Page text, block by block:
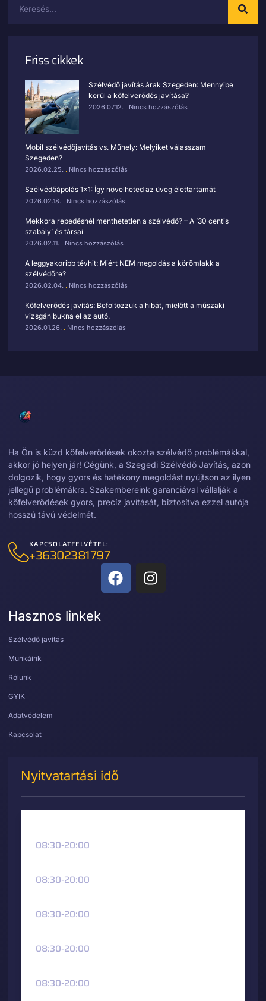
Friss cikkek
Szélvédő javítás árak Szegeden: Mennyibe
kerül a kőfelverődés javítása?
2026.07.12. Nincs hozzászólás
Mobil szélvédőjavítás vs. Műhely: Melyiket válasszam
Szegeden?
2026.02.25. Nincs hozzászólás
Szélvédőápolás 1×1: Így növelheted az üveg élettartamát
2026.02.18. Nincs hozzászólás
Mekkora repedésnél menthetetlen a szélvédő? – A ’30 centis
szabály’ és társai
2026.02.11. Nincs hozzászólás
A leggyakoribb tévhit: Miért NEM megoldás a körömlakk a
szélvédőre?
2026.02.04. Nincs hozzászólás
Kőfelverődés javítás: Befoltozzuk a hibát, mielőtt a műszaki
vizsgán bukna el az autó.
2026.01.26. Nincs hozzászólás
Ha Ön is küzd kőfelverődések okozta szélvédő problémákkal,
akkor jó helyen jár! Cégünk, a Szegedi Szélvédő Javítás, azon
dolgozik, hogy gyors és hatékony megoldást nyújtson az ilyen
jellegű problémákra. Szakembereink garanciával vállalják a
kőfelverődések gyors, precíz javítását, biztosítva ezzel autója
hosszú távú védelmét.
KAPCSOLATFELVÉTEL:
+36302381797
Hasznos linkek
Szélvédő javítás
Munkáink
Rólunk
GYIK
Adatvédelem
Kapcsolat
Nyitvatartási idő
08:30-20:00
08:30-20:00
08:30-20:00
08:30-20:00
08:30-20:00